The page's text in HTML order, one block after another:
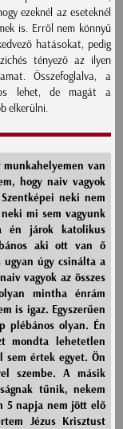
ezeknél az eseteknél
is. Erről nem könnyű
hatásokat, pedig
tényező az ilyen
Összefoglalva, a
lehet, de magát a
elkerülni.
van
hogy naiv vagyok
neki nem
mi sem vagyunk
én járok katolikus
aki ott van ő
úgy csinálta a
vagyok az összes
mintha énrám
is igaz. Egyszerűen
plébános olyan. Én
mondta lehetetlen
sem értek egyet. Ön
szembe. A másik
tűnik, nekem
5 napja nem jött elő
Jézus Krisztust